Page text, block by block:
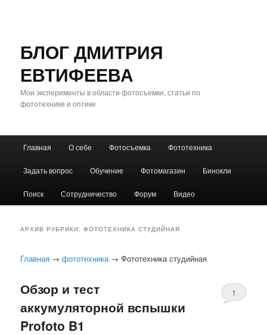
БЛОГ ДМИТРИЯ
ЕВТИФЕЕВА
Мои эксперименты в области фотосъемки, статьи по
фототехнике и оптике
Перейти
к
основному
содержимому
Перейти
к
дополнительному
содержимому
Главная О себе Фотосъемка Фототехника
Задать вопрос Обучение Фотомагазин Бинокли
Поиск Сотрудничество Форум Видео
АРХИВ РУБРИКИ:ФОТОТЕХНИКА СТУДИЙНАЯ
Главная →фототехника→ Фототехника студийная
Обзор и тест
аккумуляторной вспышки
Profoto B1
1